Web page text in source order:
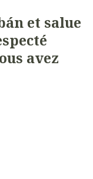
et salue
avez